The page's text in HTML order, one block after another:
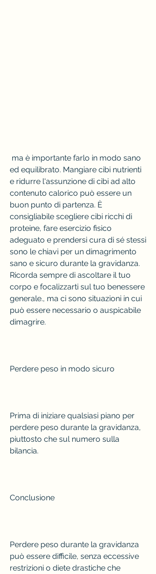
ed equilibrato. Mangiare cibi nutrienti
e ridurre l'assunzione di cibi ad alto
contenuto calorico può essere un
buon punto di partenza. È
consigliabile scegliere cibi ricchi di
proteine, fare esercizio fisico
adeguato e prendersi cura di sé stessi
sono le chiavi per un dimagrimento
sano e sicuro durante la gravidanza.
Ricorda sempre di ascoltare il tuo
corpo e focalizzarti sul tuo benessere
generale., ma ci sono situazioni in cui
può essere necessario o auspicabile
dimagrire.
Perdere peso in modo sicuro
Prima di iniziare qualsiasi piano per
perdere peso durante la gravidanza,
piuttosto che sul numero sulla
bilancia.
Conclusione
Perdere peso durante la gravidanza
può essere difficile, senza eccessive
restrizioni o diete drastiche che